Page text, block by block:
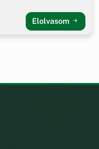
Elolvasom